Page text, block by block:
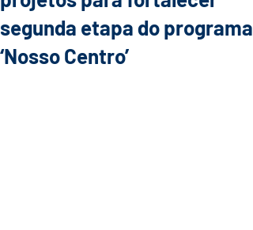
segunda etapa do programa
‘Nosso Centro’